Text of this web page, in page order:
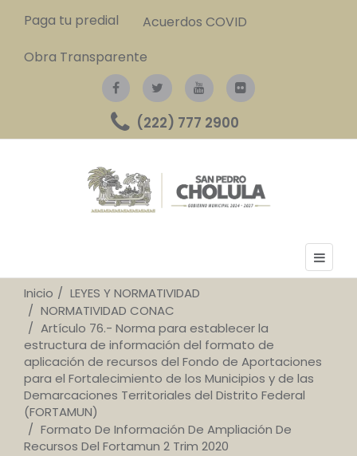
Paga tu predial
Acuerdos COVID
Obra Transparente
(222) 777 2900
Inicio
LEYES Y NORMATIVIDAD
NORMATIVIDAD CONAC
Artículo 76.- Norma para establecer la
estructura de información del formato de
aplicación de recursos del Fondo de Aportaciones
para el Fortalecimiento de los Municipios y de las
Demarcaciones Territoriales del Distrito Federal
(FORTAMUN)
Formato De Información De Ampliación De
Recursos Del Fortamun 2 Trim 2020